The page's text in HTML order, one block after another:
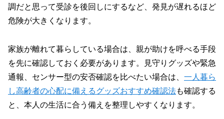
調だと思って受診を後回しにするなど、発見が遅れるほど
危険が大きくなります。
家族が離れて暮らしている場合は、親が助けを呼べる手段
を先に確認しておく必要があります。見守りグッズや緊急
通報、センサー型の安否確認を比べたい場合は、 一人暮ら
し高齢者の心配に備えるグッズおすすめ確認法も確認する
と、本人の生活に合う備えを整理しやすくなります。